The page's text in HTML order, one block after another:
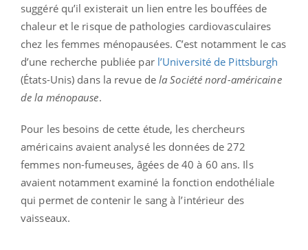
suggéré qu’il existerait un lien entre les bouffées de
chaleur et le risque de pathologies cardiovasculaires
chez les femmes ménopausées. C’est notamment le cas
d’une recherche publiée par l’Université de Pittsburgh
(États-Unis) dans la revue dela Société nord-américaine
de la ménopause.
Pour les besoins de cette étude, les chercheurs
américains avaient analysé les données de 272
femmes non-fumeuses, âgées de 40 à 60 ans. Ils
avaient notamment examiné la fonction endothéliale
qui permet de contenir le sang à l’intérieur des
vaisseaux.